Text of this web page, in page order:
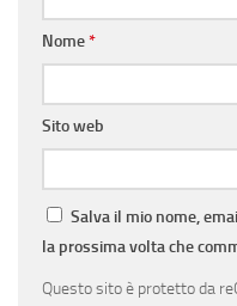
Nome*
Sito web
Salva il mio nome,
la prossima volta che
Questo sito è protetto da